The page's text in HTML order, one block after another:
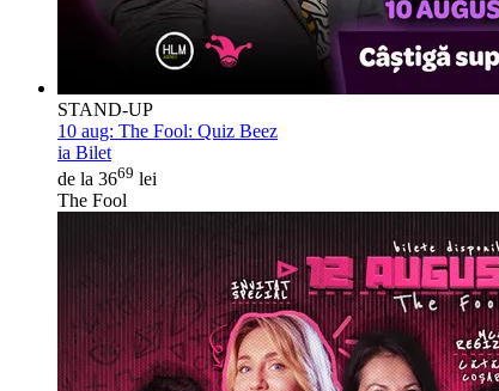
STAND-UP
10 aug: The Fool: Quiz Beez
ia Bilet
de la 3669 lei
The Fool